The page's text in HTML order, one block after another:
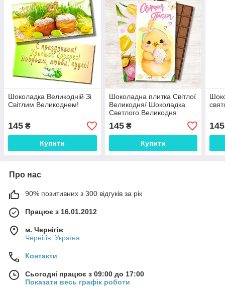
Шоколадка Великодній Зі
Світлим Великоднем!
145 ₴
Купити
Шоколадна плитка Світлої
Великодня/ Шоколадка
Светлого Великодня
145₴
Купити
145
Про нас
90% позитивних з 300 відгуків за рік
Працює з 16.01.2012
м. Чернігів
Чернігів, Україна
Контакти
Сьогодні працює з 09:00 до 17:00
Показати весь графік роботи